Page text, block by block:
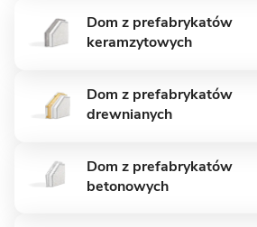
z garażem
Dom z prefabrykatów
keramzytowych
Dom z prefabrykatów
drewnianych
Dom z prefabrykatów
betonowych